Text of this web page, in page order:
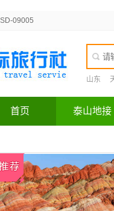
09005
山东
首页 泰山地接